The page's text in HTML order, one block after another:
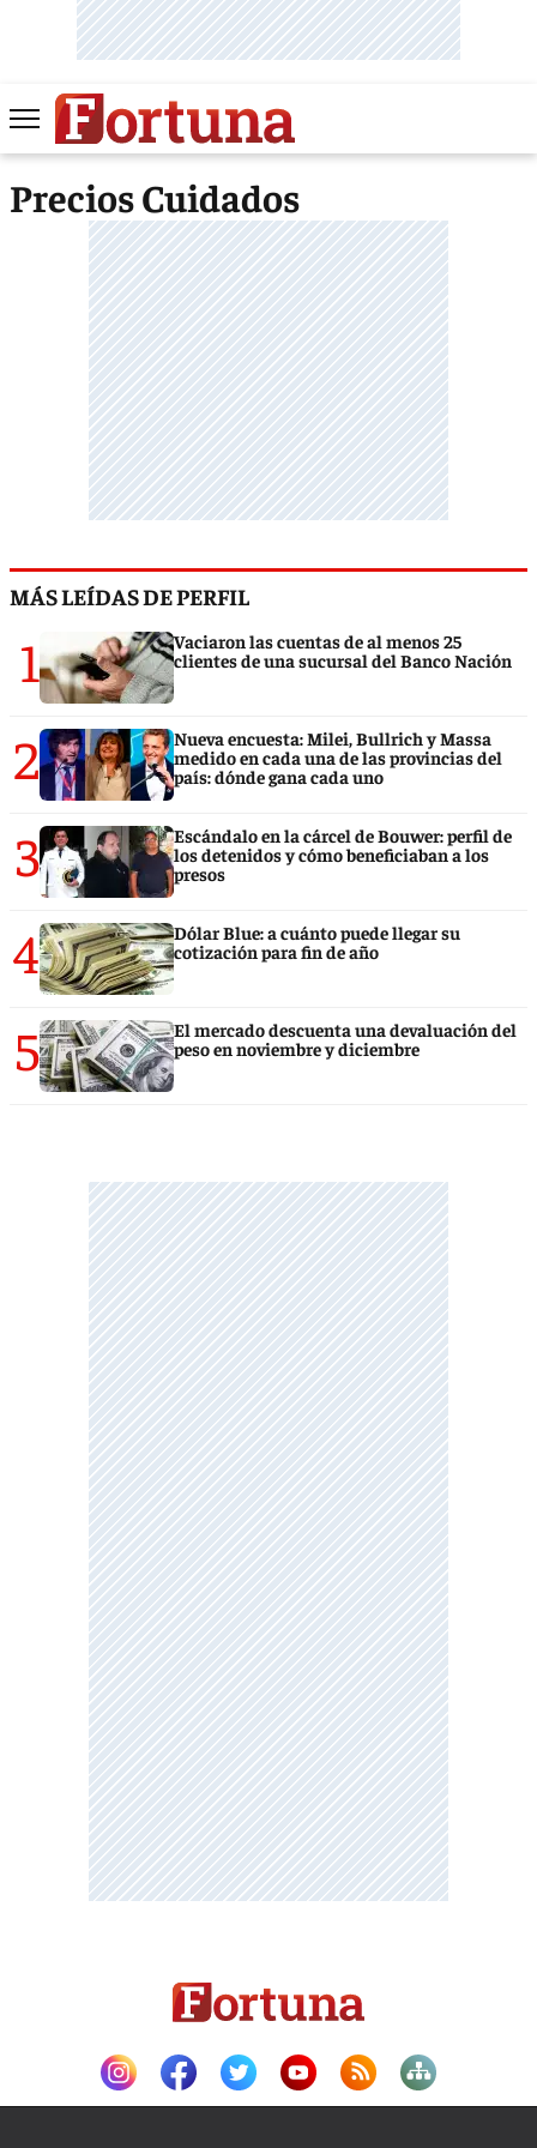
Precios Cuidados
MÁS LEÍDAS DE PERFIL
1
Vaciaron las cuentas de al menos 25
clientes de una sucursal del Banco Nación
2
Nueva encuesta: Milei, Bullrich y Massa
medido en cada una de las provincias del
país: dónde gana cada uno
3
Escándalo en la cárcel de Bouwer: perfil de
los detenidos y cómo beneficiaban a los
presos
4
Dólar Blue: a cuánto puede llegar su
cotización para fin de año
5
El mercado descuenta una devaluación del
peso en noviembre y diciembre